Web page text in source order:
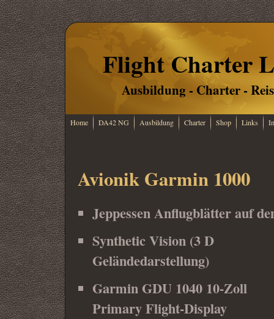
Flight Charter
Ausbildung - Charter -
Home DA42 NG Ausbildung Charter Shop Links
Avionik Garmin 1000
Jeppessen Anflugblätter auf
Synthetic Vision (3 D
Geländedarstellung)
Garmin GDU 1040 10-Zoll
Primary Flight-Display